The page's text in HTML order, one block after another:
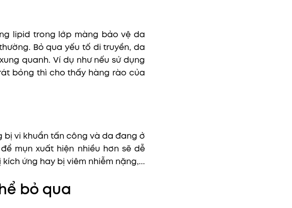
lipid trong lớp màng bảo vệ da
Bỏ qua yếu tố di truyền, da
quanh. Ví dụ như nếu sử dụng
bỏng thì cho thấy hàng rào của
vi khuẩn tấn công và da đang ở
mụn xuất hiện nhiều hơn sẽ dễ
ứng hay bị viêm nhiễm nặng,...
bỏ qua